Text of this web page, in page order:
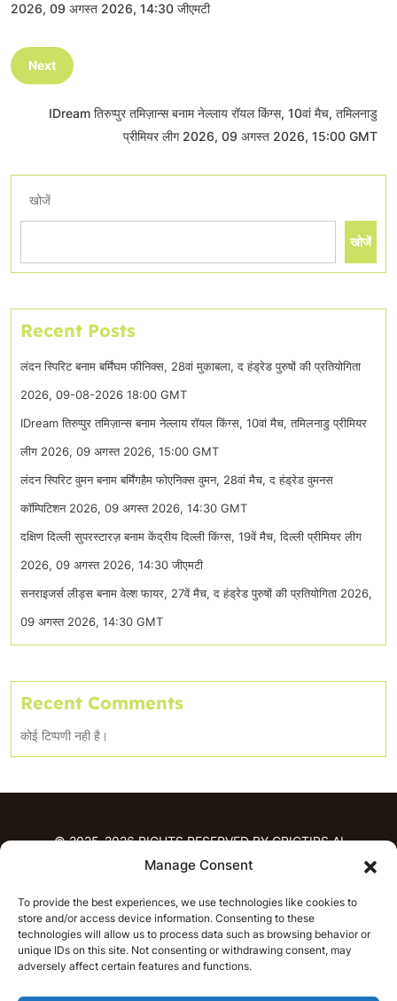
Manage Consent
To provide the best experiences, we use technologies like cookies to
store and/or access device information. Consenting to these
technologies will allow us to process data such as browsing behavior or
unique IDs on this site. Not consenting or withdrawing consent, may
adversely affect certain features and functions.
2026, 09 अगस्त 2026, 14:30 जीएमटी
Next
IDream तिरुप्पुर तमिज़ान्स बनाम नेल्लाय रॉयल किंग्स, 10वां मैच, तमिलनाडु
प्रीमियर लीग 2026, 09 अगस्त 2026, 15:00 GMT
खोजें
खोजें
Recent Posts
लंदन स्पिरिट बनाम बर्मिंघम फीनिक्स, 28वां मुकाबला, द हंड्रेड पुरुषों की प्रतियोगिता
2026, 09-08-2026 18:00 GMT
IDream तिरुप्पुर तमिज़ान्स बनाम नेल्लाय रॉयल किंग्स, 10वां मैच, तमिलनाडु प्रीमियर
लीग 2026, 09 अगस्त 2026, 15:00 GMT
लंदन स्पिरिट वुमन बनाम बर्मिंगहैम फोएनिक्स वुमन, 28वां मैच, द हंड्रेड वुमनस
कॉम्पिटिशन 2026, 09 अगस्त 2026, 14:30 GMT
दक्षिण दिल्ली सुपरस्टारज़ बनाम केंद्रीय दिल्ली किंग्स, 19वें मैच, दिल्ली प्रीमियर लीग
2026, 09 अगस्त 2026, 14:30 जीएमटी
सनराइजर्स लीड्स बनाम वेल्श फायर, 27वें मैच, द हंड्रेड पुरुषों की प्रतियोगिता 2026,
09 अगस्त 2026, 14:30 GMT
Recent Comments
कोई टिप्पणी नही है।
© 2025-2026 RIGHTS RESERVED BY CRICTIPS.AI
भविष्यवाणियाँ
आईपीएल भविष्यवाणियाँ
टी20 लीग भविष्यवाणियाँ
महिला क्रिकेट
नवीनतम क्रिकेट भविष्यवाणियाँ
भविष्यवाणी विश्लेषण
समाचार